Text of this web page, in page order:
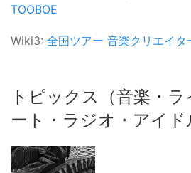
TOOBOE
Wiki3: 全国ツアー 音楽クリエイタ
トピックス（音楽・
ート・ラジオ・アイド